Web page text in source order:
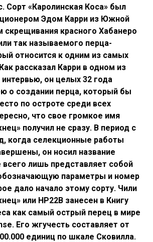
Сорт «Каролинская Коса» был
Эдом Карри из Южной
скрещивания красного Хабанеро
так называемого перца-
относится к одним из самых
рассказал Карри в одном из
интервью, он целых 32 года
о создании перца, который бы
по остроте среди всех
что свое громкое имя
получил не сразу. В период с
когда селекционные работы
он носил название
всего лишь представляет собой
параметры и номер
дало начало этому сорту. Чили
или HP22B занесен в Книгу
как самый острый перец в мире
Его жгучесть составляет от
единиц по шкале Сковилла.